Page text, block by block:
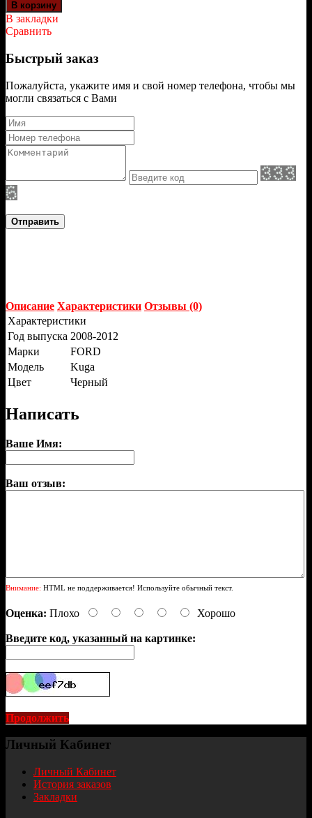
В закладки
Сравнить
Быстрый заказ
Пожалуйста, укажите имя и свой номер телефона, чтобы мы
могли связаться с Вами
Отправить
Описание Характеристики Отзывы (0)
Характеристики
Год выпуска 2008-2012
Марки
FORD
Модель
Kuga
Цвет
Черный
Написать
Ваше Имя:
Ваш отзыв:
Внимание: HTML не поддерживается! Используйте обычный текст.
Оценка: Плохо Хорошо
Введите код, указанный на картинке:
Продолжить
Личный Кабинет
Личный Кабинет
История заказов
Закладки